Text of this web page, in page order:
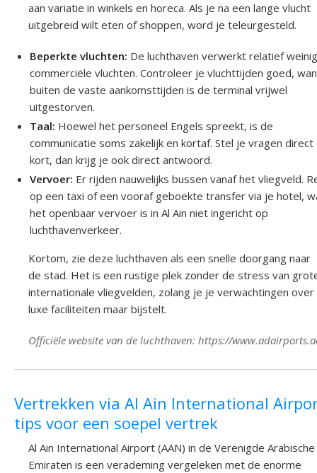
aan variatie in winkels en horeca. Als je na een lange vlucht
uitgebreid wilt eten of shoppen, word je teleurgesteld.
Beperkte vluchten: De luchthaven verwerkt relatief
commerciële vluchten. Controleer je vluchttijden goed,
buiten de vaste aankomsttijden is de terminal vrijwel
uitgestorven.
Taal: Hoewel het personeel Engels spreekt, is de
communicatie soms zakelijk en kortaf. Stel je vragen direct
kort, dan krijg je ook direct antwoord.
Vervoer: Er rijden nauwelijks bussen vanaf het vliegveld.
op een taxi of een vooraf geboekte transfer via je hotel,
het openbaar vervoer is in Al Ain niet ingericht op
luchthavenverkeer.
Kortom, zie deze luchthaven als een snelle doorgang naar
de stad. Het is een rustige plek zonder de stress van
internationale vliegvelden, zolang je je verwachtingen over
luxe faciliteiten maar bijstelt.
Officiële website van de luchthaven: https://
Vertrekken via Al Ain International
tips voor een soepel vertrek
Al Ain International Airport (AAN) in de Verenigde Arabische
Emiraten is een verademing vergeleken met de enorme